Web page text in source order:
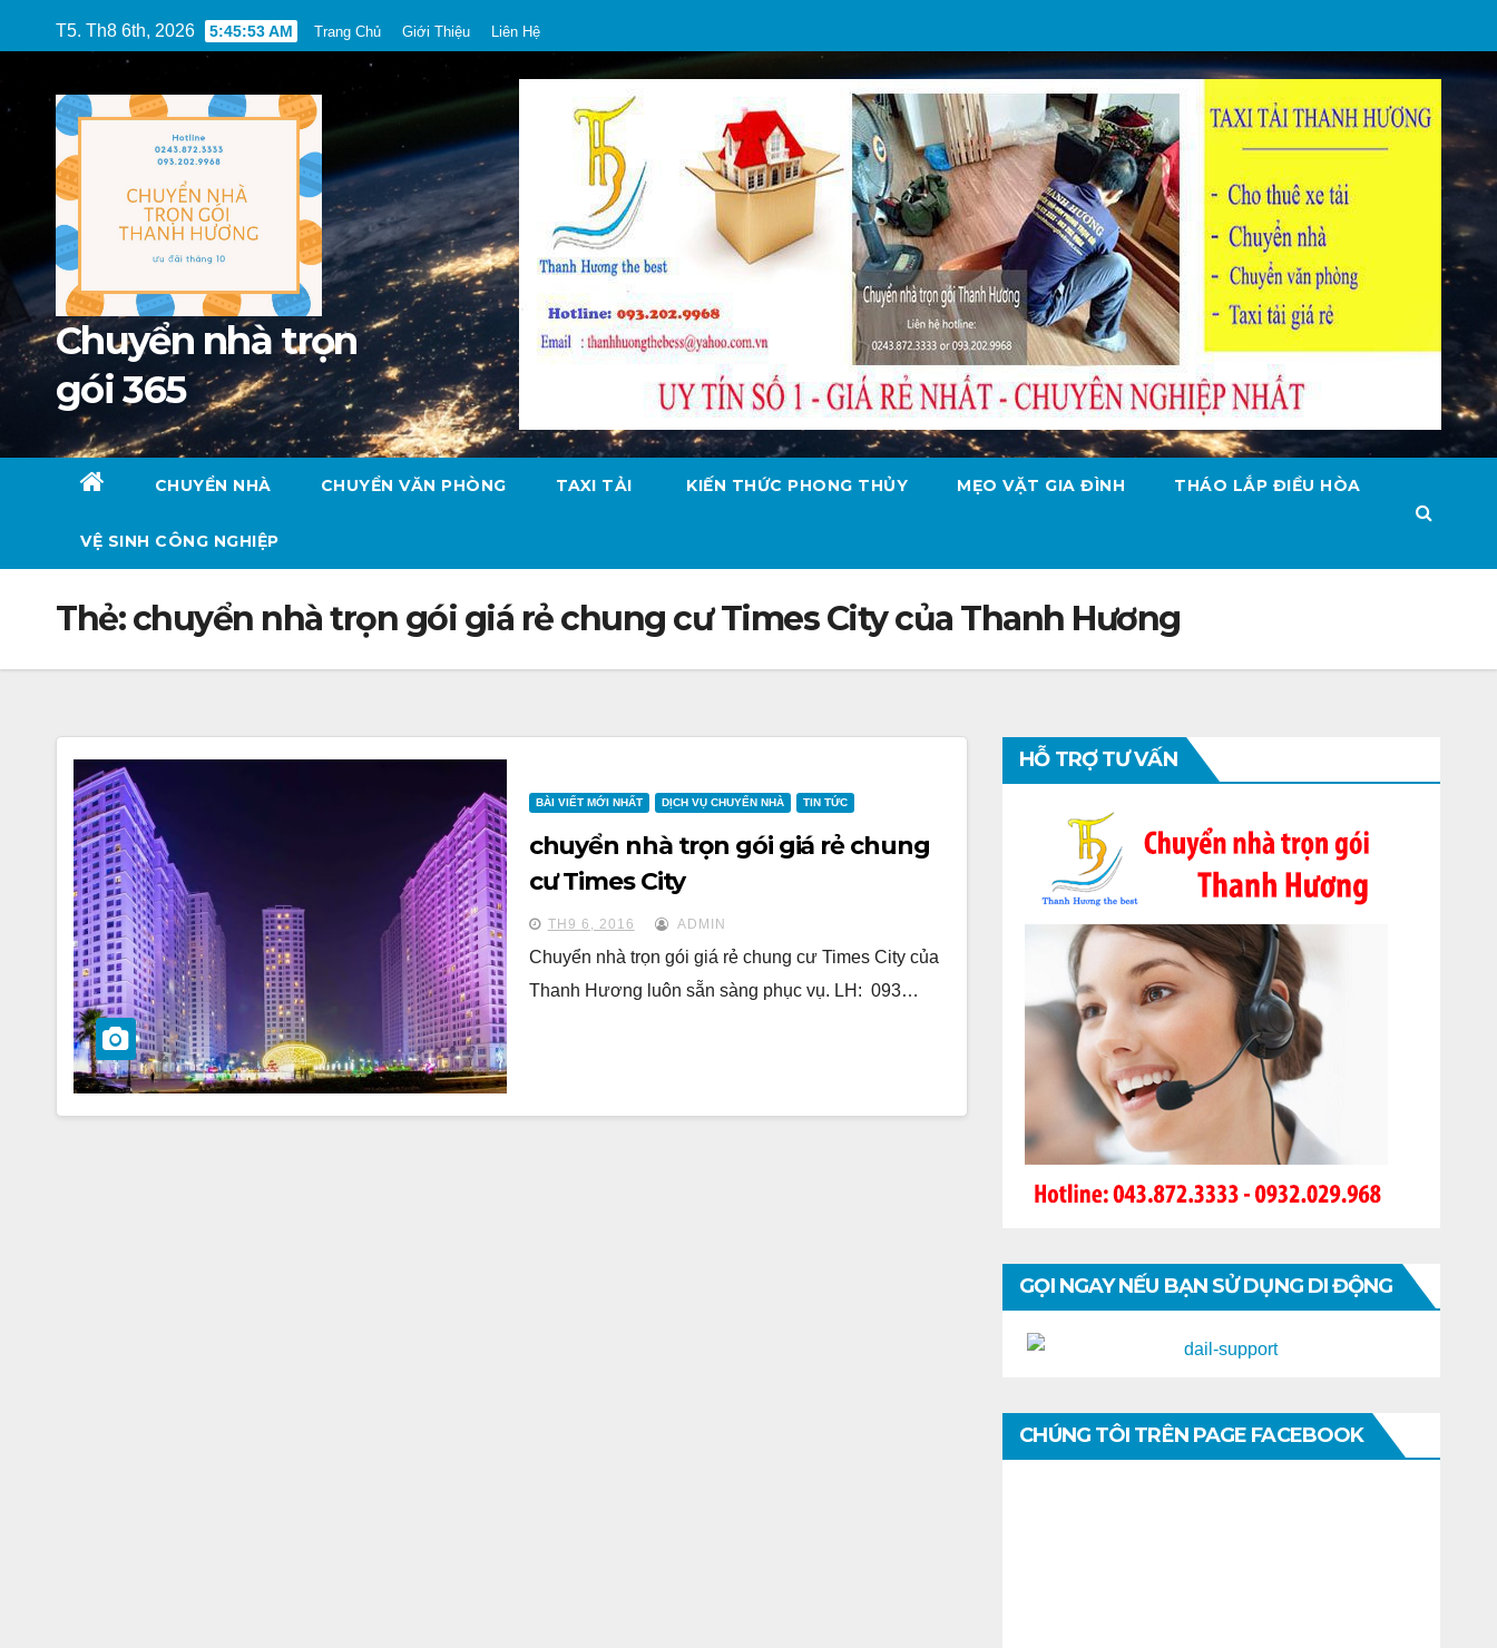
to
T5. Th8 6th, 2026 5:45:54 AM Trang Chủ Giới Thiệu Liên Hệ
Chuyển nhà trọn
gói 365
CHUYỂN NHÀ CHUYỂN VĂN PHÒNG TAXI TẢI KIẾN THỨC PHONG THỦY MẸO VẶT GIA ĐÌNH THÁO LẮP ĐIỀU HÒA
VỆ SINH CÔNG NGHIỆP
Thẻ:chuyển nhà trọn gói giá rẻ chung cư Times City của Thanh Hương
BÀI VIẾT MỚI NHẤT DỊCH VỤ CHUYỂN NHÀ TIN TỨC
chuyển nhà trọn gói giá rẻ chung
cư Times City
TH9 6, 2016 ADMIN
Chuyển nhà trọn gói giá rẻ chung cư Times City của
Thanh Hương luôn sẵn sàng phục vụ. LH: 093…
HỖ TRỢ TƯ VẤN
GỌI NGAY NẾU BẠN SỬ DỤNG DI ĐỘNG
CHÚNG TÔI TRÊN PAGE FACEBOOK